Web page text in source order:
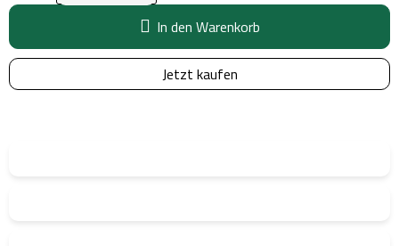
In den Warenkorb
Jetzt kaufen